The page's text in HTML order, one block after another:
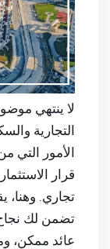
لا ينتهي
التجارية
الأمور التي
قرار
تجاري.
تضمن لك
عائد ممكن،